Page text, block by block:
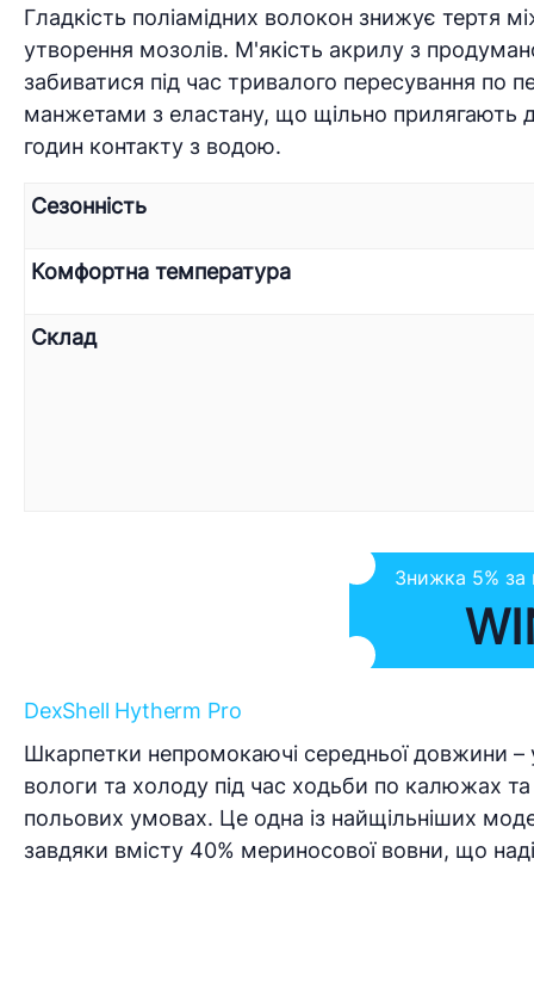
Гладкість поліамідних волокон знижує
утворення мозолів. М'якість акрилу з
забиватися під час тривалого пересування по
манжетами з еластану, що щільно прилягають
годин контакту з водою.
Сезонність
Комфортна температура
Склад
Знижка 5%
DexShell Hytherm Pro
Шкарпетки непромокаючі середньої довжини –
вологи та холоду під час ходьби по калюжах та
польових умовах. Це одна із найщільніших
завдяки вмісту 40% мериносової вовни, що